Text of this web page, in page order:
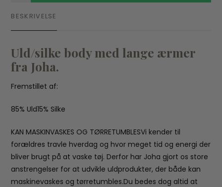
BESKRIVELSE
Uld/silke body med lange ærmer
fra Joha.
Fremstillet af:
85% Uld15% Silke
KAN MASKINVASKES OG TØRRETUMBLESVi kender til
forældres travle hverdag og hvor meget tid og energi der
bliver brugt på at vaske tøj. Derfor har Joha gjort os store
anstrengelser for at udvikle uldprodukter, der både kan
maskinevaskes og tørretumbles.Du bedes dog altid at